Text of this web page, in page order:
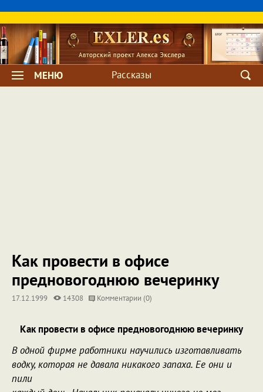
МЕНЮ Рассказы
Как провести в офисе
предновогоднюю вечеринку
17.12.1999 14308 Комментарии (0)
Как провести в офисе предновогоднюю вечеринку
В одной фирме работники научились изготавливать
водку, которая не давала никакого запаха. Ее они и
пили